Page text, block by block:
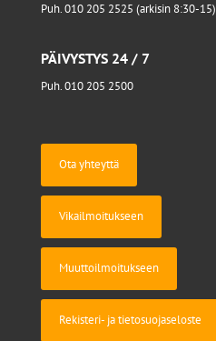
Puh. 010 205 2525 (arkisin 8:30-15)
PÄIVYSTYS 24 / 7
Puh. 010 205 2500
Ota yhteyttä
Vikailmoitukseen
Muuttoilmoitukseen
Rekisteri- ja tietosuojaseloste